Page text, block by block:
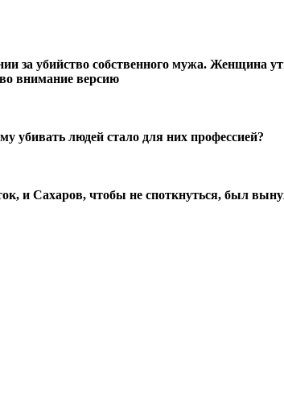
за убийство собственного мужа. Женщина
внимание версию
убивать людей стало для них профессией?
и Сахаров, чтобы не споткнуться, был